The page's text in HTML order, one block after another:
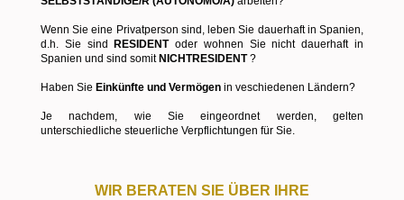
Wenn Sie eine Privatperson sind, leben Sie dauerhaft in Spanien,
d.h. Sie sindRESIDENToder wohnen Sie nicht dauerhaft in
Spanien und sind somitNICHTRESIDENT?
Haben Sie Einkünfte und Vermögen in veschiedenen Ländern?
Je nachdem, wie Sie eingeordnet werden, gelten
unterschiedliche steuerliche Verpflichtungen für Sie.
WIR BERATEN SIE ÜBER IHRE